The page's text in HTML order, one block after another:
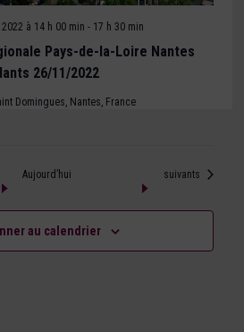
Pays-de-la-Loire Nantes
26/11/2022
à 14 h 00 min - 17 h 30 min
Domingues, Nantes, France
Aujourd’hui Évènements
suivants
au calendrier